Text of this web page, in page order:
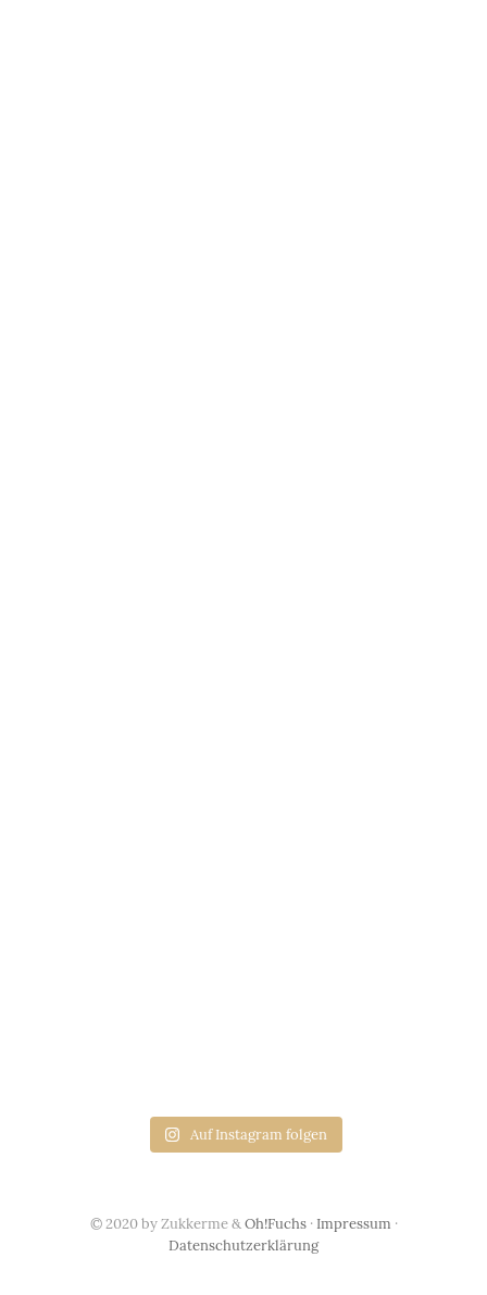
Auf Instagram folgen
© 2020 by Zukkerme &Oh!Fuchs· Impressum ·
Datenschutzerklärung